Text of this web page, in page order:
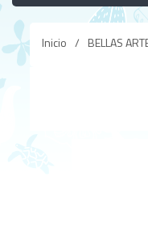
Inicio / BELLAS